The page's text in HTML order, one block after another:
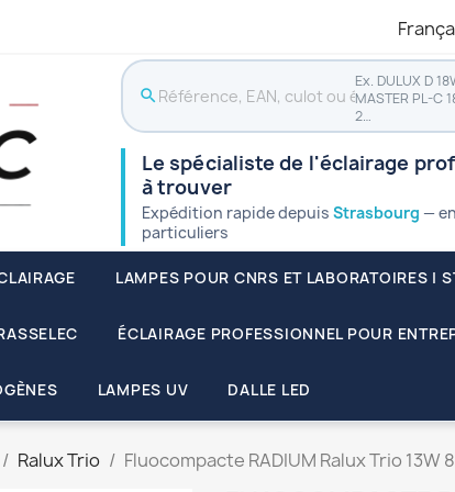
search
Ex. DULUX D
MASTER PL-C
2…
Le spécialiste de l'éclairage
à trouver
Expédition rapide depuis Strasbourg —
particuliers
LAMPES POUR CNRS ET LABORATOIRES |
ÉCLAIRAGE PROFESSIONNEL POUR
LAMPES UV DALLE LED
Ralux Trio Fluocompacte RADIUM Ralux Trio 13W